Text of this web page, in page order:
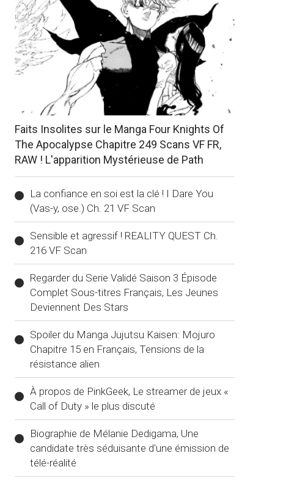
Faits Insolites sur le Manga Four Knights Of
The Apocalypse Chapitre 249 Scans VF FR,
RAW ! L'apparition Mystérieuse de Path
La confiance en soi est la clé ! I Dare You
(Vas-y, ose.) Ch. 21 VF Scan
Sensible et agressif ! REALITY QUEST Ch.
216 VF Scan
Regarder du Serie Validé Saison 3 Épisode
Complet Sous-titres Français, Les Jeunes
Deviennent Des Stars
Spoiler du Manga Jujutsu Kaisen: Mojuro
Chapitre 15 en Français, Tensions de la
résistance alien
À propos de PinkGeek, Le streamer de jeux «
Call of Duty » le plus discuté
Biographie de Mélanie Dedigama, Une
candidate très séduisante d'une émission de
télé-réalité